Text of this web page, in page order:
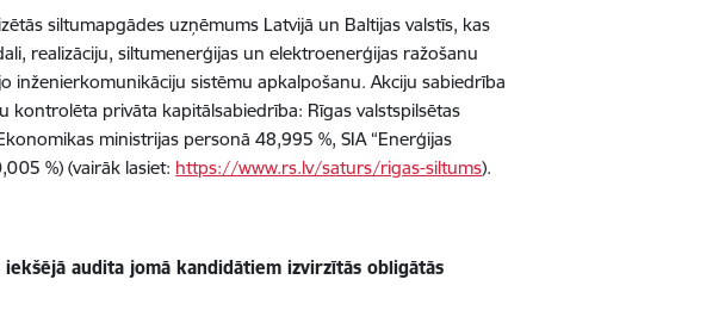
siltumapgādes uzņēmums Latvijā un Baltijas valstīs, kas
realizāciju, siltumenerģijas un elektroenerģijas ražošanu
inženierkomunikāciju sistēmu apkalpošanu. Akciju sabiedrība
kontrolēta privāta kapitālsabiedrība: Rīgas valstspilsētas
ministrijas personā 48,995 %, SIA “Enerģijas
%) (vairāk lasiet: https://www.rs.lv/saturs/rigas-siltums).
audita jomā kandidātiem izvirzītās obligātās